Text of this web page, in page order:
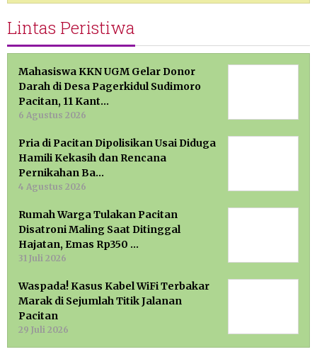
Lintas Peristiwa
Mahasiswa KKN UGM Gelar Donor
Darah di Desa Pagerkidul Sudimoro
Pacitan, 11 Kant…
6 Agustus 2026
Pria di Pacitan Dipolisikan Usai Diduga
Hamili Kekasih dan Rencana
Pernikahan Ba…
4 Agustus 2026
Rumah Warga Tulakan Pacitan
Disatroni Maling Saat Ditinggal
Hajatan, Emas Rp350 …
31 Juli 2026
Waspada! Kasus Kabel WiFi Terbakar
Marak di Sejumlah Titik Jalanan
Pacitan
29 Juli 2026